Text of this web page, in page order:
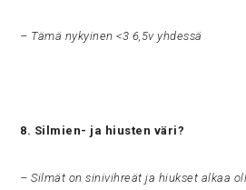
– Tämä nykyinen <3 6,5v yhdessä
8. Silmien- ja hiusten väri?
– Silmät on sinivihreät ja hiukset alkaa